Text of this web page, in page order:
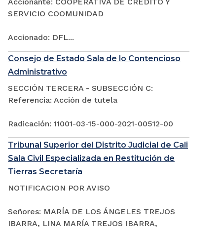
SERVICIO COOMUNIDAD
Accionado: DFL...
Consejo de Estado Sala de lo Contencioso
Administrativo
SECCIÓN TERCERA - SUBSECCIÓN C:
Referencia: Acción de tutela
Radicación: 11001-03-15-000-2021-00512-00
Tribunal Superior del Distrito Judicial de Cali
Sala Civil Especializada en Restitución de
Tierras Secretaría
NOTIFICACION POR AVISO
Señores: MARÍA DE LOS ÁNGELES TREJOS
IBARRA, LINA MARÍA TREJOS IBARRA,